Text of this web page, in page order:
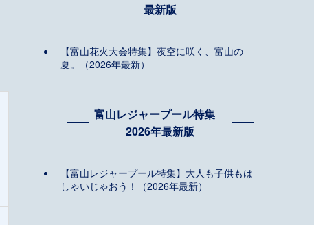
最新版
【富山花火大会特集】夜空に咲く、富山の
夏。（2026年最新）
富山レジャープール特集
2026年最新版
【富山レジャープール特集】大人も子供もは
しゃいじゃおう！（2026年最新）